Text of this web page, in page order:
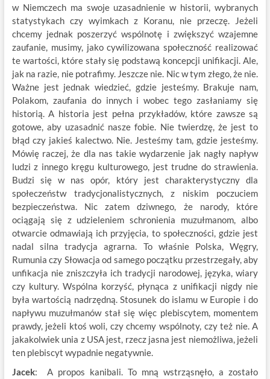
w Niemczech ma swoje uzasadnienie w historii, wybranych
statystykach czy wyimkach z Koranu, nie przeczę. Jeżeli
chcemy jednak poszerzyć wspólnotę i zwiększyć wzajemne
zaufanie, musimy, jako cywilizowana społeczność realizować
te wartości, które stały się podstawą koncepcji unifikacji. Ale,
jak na razie, nie potrafimy. Jeszcze nie. Nic w tym złego, że nie.
Ważne jest jednak wiedzieć, gdzie jesteśmy. Brakuje nam,
Polakom, zaufania do innych i wobec tego zasłaniamy się
historią. A historia jest pełna przykładów, które zawsze są
gotowe, aby uzasadnić nasze fobie. Nie twierdzę, że jest to
błąd czy jakieś kalectwo. Nie. Jesteśmy tam, gdzie jesteśmy.
Mówię raczej, że dla nas takie wydarzenie jak nagły napływ
ludzi z innego kręgu kulturowego, jest trudne do strawienia.
Budzi się w nas opór, który jest charakterystyczny dla
społeczeństw tradycjonalistycznych, z niskim poczuciem
bezpieczeństwa. Nic zatem dziwnego, że narody, które
ociągają się z udzieleniem schronienia muzułmanom, albo
otwarcie odmawiają ich przyjęcia, to społeczności, gdzie jest
nadal silna tradycja agrarna. To właśnie Polska, Węgry,
Rumunia czy Słowacja od samego początku przestrzegały, aby
unfikacja nie zniszczyła ich tradycji narodowej, języka, wiary
czy kultury. Wspólna korzyść, płynąca z unifikacji nigdy nie
była wartością nadrzędną. Stosunek do islamu w Europie i do
napływu muzułmanów stał się więc plebiscytem, momentem
prawdy, jeżeli ktoś woli, czy chcemy wspólnoty, czy też nie. A
jakakolwiek unia z USA jest, rzecz jasna jest niemożliwa, jeżeli
ten plebiscyt wypadnie negatywnie.
Jacek: A propos kanibali. To mną wstrząsnęło, a zostało